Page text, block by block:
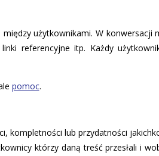
użytkownikami. W
referencyjne itp. Każdy
pomoc.
kompletności lub przydatności
którzy daną treść przesłali i